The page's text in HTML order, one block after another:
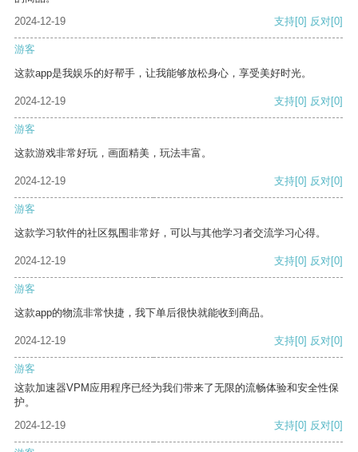
2024-12-19
支持[0] 反对[0]
游客
这款app是我娱乐的好帮手，让我能够放松身心，享受美好时光。
2024-12-19 支持[0] 反对[0]
游客
这款游戏非常好玩，画面精美，玩法丰富。
2024-12-19 支持[0] 反对[0]
游客
这款学习软件的社区氛围非常好，可以与其他学习者交流学习心得。
2024-12-19 支持[0] 反对[0]
游客
这款app的物流非常快捷，我下单后很快就能收到商品。
2024-12-19 支持[0] 反对[0]
游客
这款加速器VPM应用程序已经为我们带来了无限的流畅体验和安全性保
护。
2024-12-19
支持[0] 反对[0]